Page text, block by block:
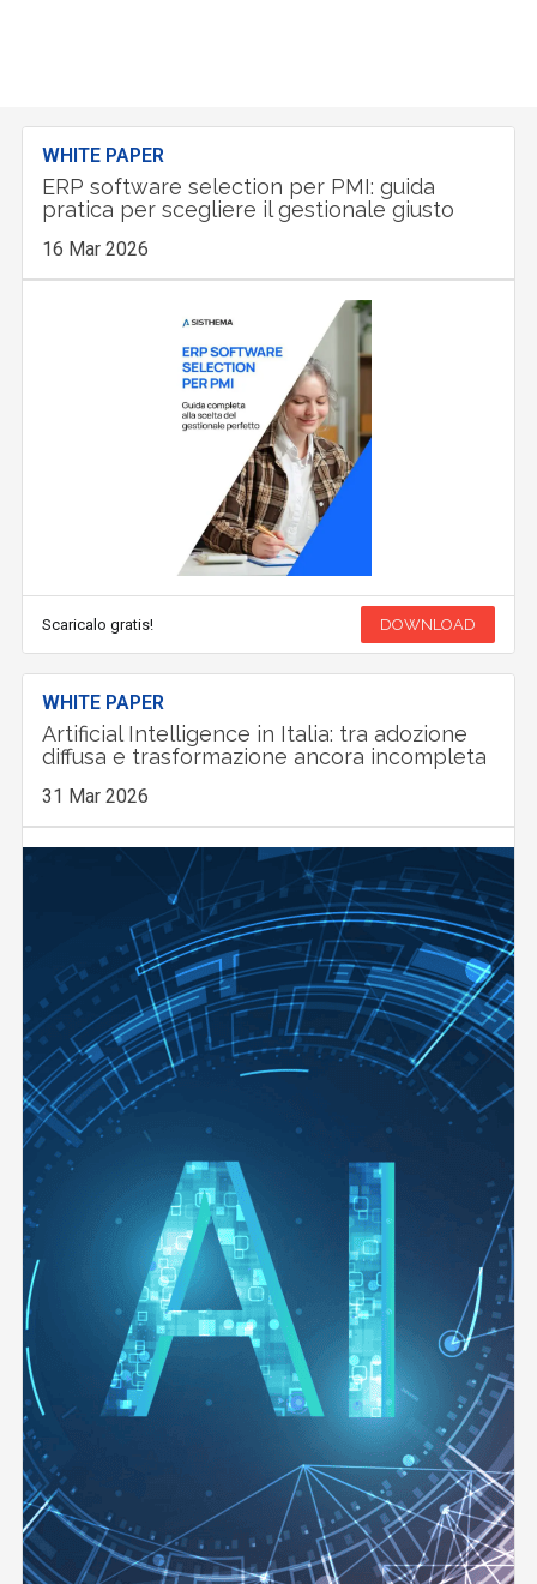
WHITE PAPER
ERP software selection per PMI: guida
pratica per scegliere il gestionale giusto
16 Mar 2026
Scaricalo gratis! DOWNLOAD
WHITE PAPER
Artificial Intelligence in Italia: tra adozione
diffusa e trasformazione ancora incompleta
31 Mar 2026